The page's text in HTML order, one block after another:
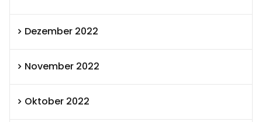
Dezember 2022
November 2022
Oktober 2022